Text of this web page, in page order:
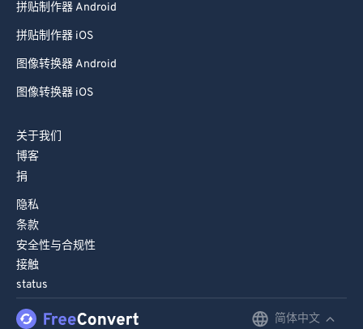
拼贴制作器 Android
拼贴制作器 iOS
图像转换器 Android
图像转换器 iOS
关于我们
博客
捐
隐私
条款
安全性与合规性
接触
status
简体中文